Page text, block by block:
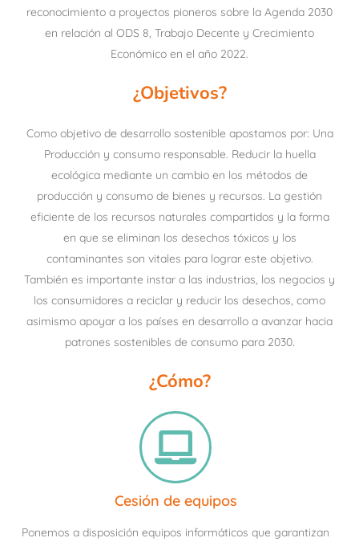
reconocimiento a proyectos pioneros sobre la Agenda 2030
en relación al ODS 8, Trabajo Decente y Crecimiento
Económico en el año 2022.
¿Objetivos?
Como objetivo de desarrollo sostenible apostamos por: Una
Producción y consumo responsable. Reducir la huella
ecológica mediante un cambio en los métodos de
producción y consumo de bienes y recursos. La gestión
eficiente de los recursos naturales compartidos y la forma
en que se eliminan los desechos tóxicos y los
contaminantes son vitales para lograr este objetivo.
También es importante instar a las industrias, los negocios y
los consumidores a reciclar y reducir los desechos, como
asimismo apoyar a los países en desarrollo a avanzar hacia
patrones sostenibles de consumo para 2030.
¿Cómo?
Cesión de equipos
Ponemos a disposición equipos informáticos que garantizan